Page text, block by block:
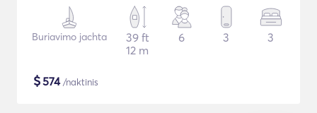
Buriavimo jachta
39 ft
12 m
6 3 3
$574/naktinis